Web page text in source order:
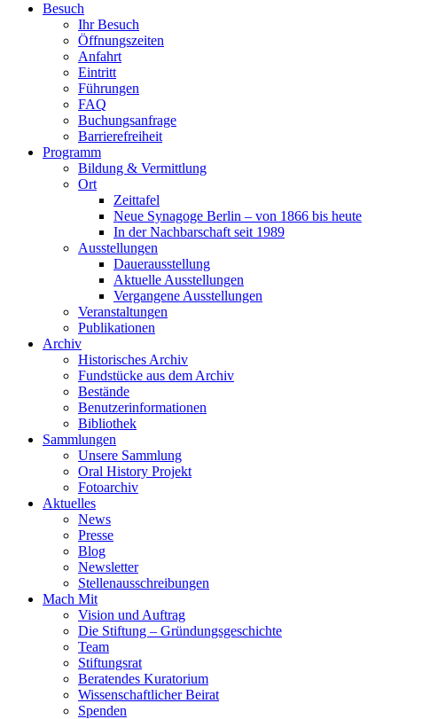
Besuch
Ihr Besuch
Öffnungszeiten
Anfahrt
Eintritt
Führungen
FAQ
Buchungsanfrage
Barrierefreiheit
Programm
Bildung & Vermittlung
Ort
Zeittafel
Neue Synagoge Berlin – von 1866 bis heute
In der Nachbarschaft seit 1989
Ausstellungen
Dauerausstellung
Aktuelle Ausstellungen
Vergangene Ausstellungen
Veranstaltungen
Publikationen
Archiv
Historisches Archiv
Fundstücke aus dem Archiv
Bestände
Benutzerinformationen
Bibliothek
Sammlungen
Unsere Sammlung
Oral History Projekt
Fotoarchiv
Aktuelles
News
Presse
Blog
Newsletter
Stellenausschreibungen
Mach Mit
Vision und Auftrag
Die Stiftung – Gründungsgeschichte
Team
Stiftungsrat
Beratendes Kuratorium
Wissenschaftlicher Beirat
Spenden